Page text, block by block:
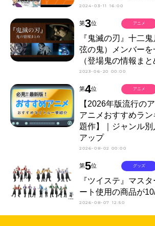
2024-03-11 16:00
第3位
『鬼滅の刃』十二
弦の鬼）メンバー
（登場鬼の情報まと
2023-06-20 00:00
アニメ
第4位
【2026年版流行の
アニメおすすめラ
題作】｜ジャンル
アップ
2026-08-02 00:00
アニメ
第5位
『ツイステ』マス
ート使用の商品が
2026-08-07 12:50
グッズ